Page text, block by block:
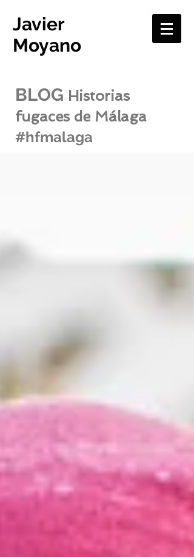
Javier
Moyano
BLOG Historias
fugaces de Málaga
#hfmalaga